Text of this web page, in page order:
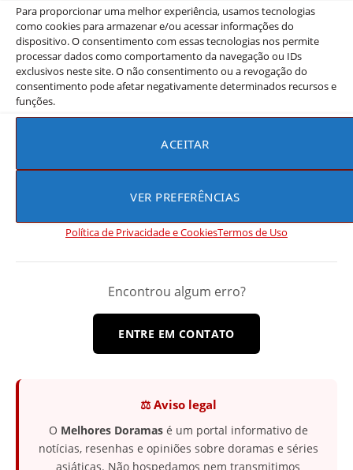
Para proporcionar uma melhor experiência, usamos tecnologias
como cookies para armazenar e/ou acessar informações do
dispositivo. O consentimento com essas tecnologias nos permite
processar dados como comportamento da navegação ou IDs
exclusivos neste site. O não consentimento ou a revogação do
consentimento pode afetar negativamente determinados recursos e
funções.
ACEITAR
VER PREFERÊNCIAS
Política de Privacidade e CookiesTermos de Uso
Esta situação tem motivado diversos atos de
solidariedade, como o do ator Sung Hoon, que
decidiu doar os lucros de seu evento no Brasil para
ajudar as vítimas dessas enchentes. Este gesto é um
exemplo de como a comunidade global pode se unir
em tempos de necessidade para apoiar aqueles que
estão enfrentando tempos difíceis.
A Vingança do Casamento
Perfeito” estrelando Sung Hoon.
Encontrou algum erro?
ENTRE EM CONTATO
⚖️ Aviso legal
O Melhores Doramasé um portal informativo de
notícias, resenhas e opiniões sobre doramas e séries
asiáticas. Não hospedamos nem transmitimos